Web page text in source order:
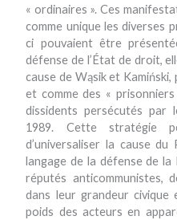
« ordinaires ». Ces
comme unique les diverses
ci pouvaient être
défense de l’État de droit,
cause de Wąsik et
et comme des «
dissidents persécutés par
1989. Cette stratégie
d’universaliser la cause du
langage de la défense de
réputés anticommunistes,
dans leur grandeur
poids des acteurs en